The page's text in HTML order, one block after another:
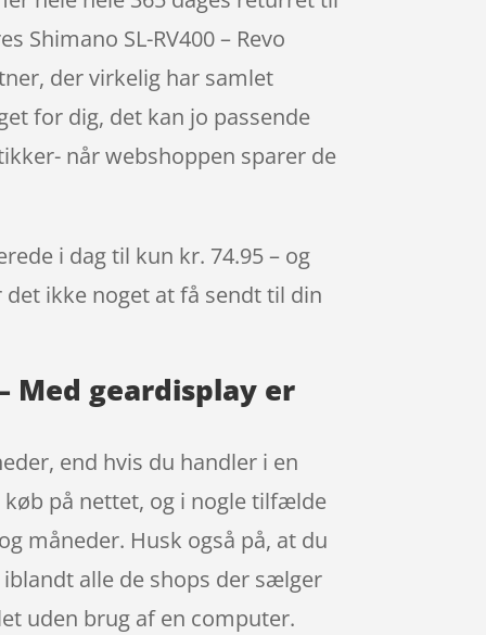
Shimano SL-RV400 – Revo
der virkelig har samlet
for dig, det kan jo passende
når webshoppen sparer de
i dag til kun kr. 74.95 – og
ikke noget at få sendt til din
Med geardisplay er
end hvis du handler i en
på nettet, og i nogle tilfælde
måneder. Husk også på, at du
alle de shops der sælger
uden brug af en computer.